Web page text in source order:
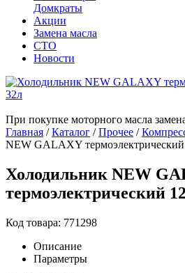
Домкраты
Акции
Замена масла
СТО
Новости
При покупке моторного масла
Главная /Каталог /Прочее /
NEW GALAXY
Холодильник NEW
термоэлектрический
Код товара: 771298
Описание
Параметры